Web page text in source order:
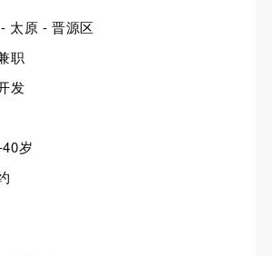
太原 - 晋源区
职
发
岁